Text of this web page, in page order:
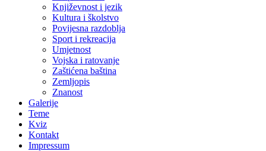
Književnost i jezik
Kultura i školstvo
Povijesna razdoblja
Sport i rekreacija
Umjetnost
Vojska i ratovanje
Zaštićena baština
Zemljopis
Znanost
Galerije
Teme
Kviz
Kontakt
Impressum